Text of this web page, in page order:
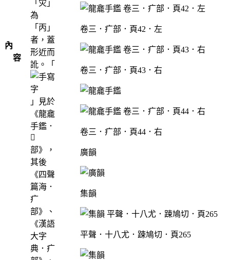
內
容
「灾」
為
「丙」
者，蓋
形近而
訛。「
」見於
《龍龕
手鑑．

部》，
其後
《四聲
篇海．
疒
部》、
《漢語
大字
典．疒
卷三．疒部．頁42．左
卷三．疒部．頁43．右
卷三．疒部．頁44．右
廣韻
集韻
平聲．十八尤．踈鳩切．頁265